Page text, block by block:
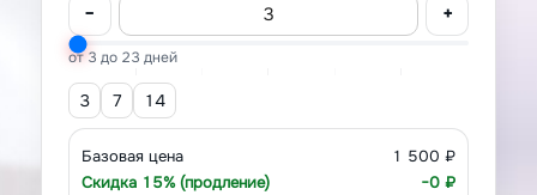
− +
от 3 до 23 дней
3 7 14
Базовая цена
1 500 ₽
Скидка 15% (продление)
−0 ₽